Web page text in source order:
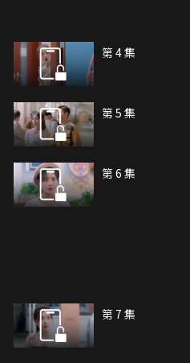
第 4 集
第 5 集
第 6 集
第 7 集